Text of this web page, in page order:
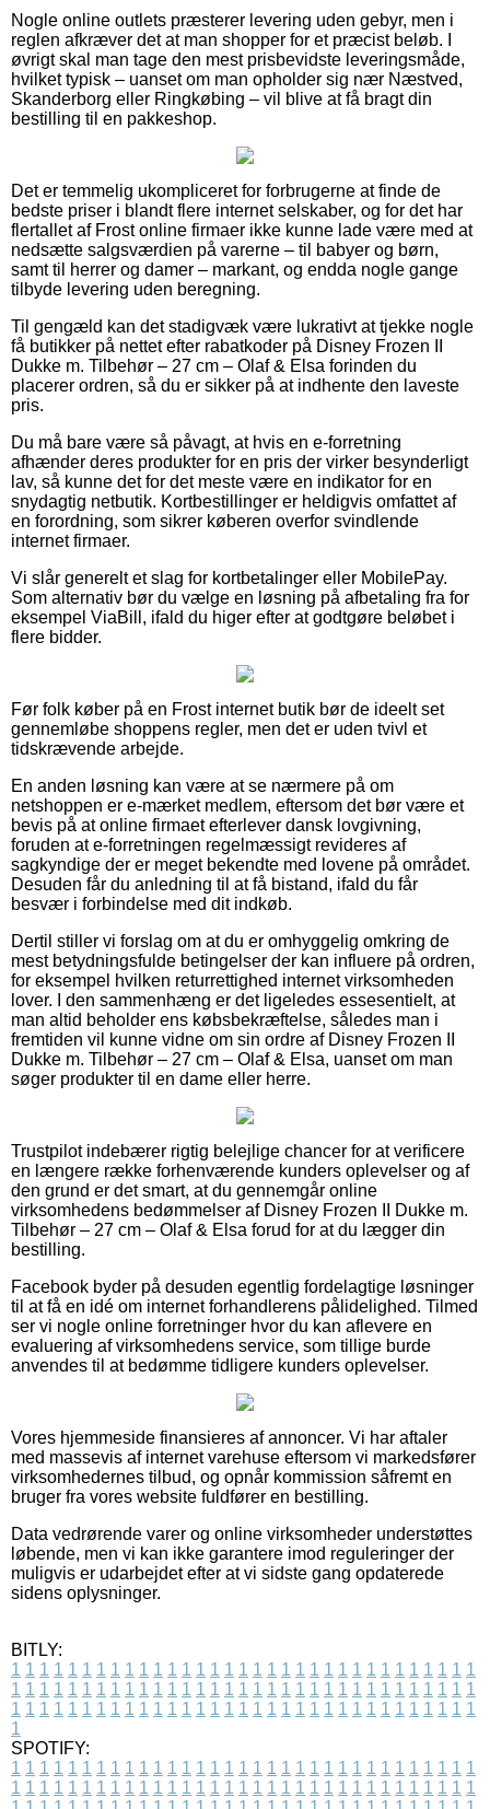
Nogle online outlets præsterer levering uden gebyr, men i
reglen afkræver det at man shopper for et præcist beløb. I
øvrigt skal man tage den mest prisbevidste leveringsmåde,
hvilket typisk – uanset om man opholder sig nær Næstved,
Skanderborg eller Ringkøbing – vil blive at få bragt din
bestilling til en pakkeshop.
Det er temmelig ukompliceret for forbrugerne at finde de
bedste priser i blandt flere internet selskaber, og for det har
flertallet af Frost online firmaer ikke kunne lade være med at
nedsætte salgsværdien på varerne – til babyer og børn,
samt til herrer og damer – markant, og endda nogle gange
tilbyde levering uden beregning.
Til gengæld kan det stadigvæk være lukrativt at tjekke nogle
få butikker på nettet efter rabatkoder på Disney Frozen II
Dukke m. Tilbehør – 27 cm – Olaf & Elsa forinden du
placerer ordren, så du er sikker på at indhente den laveste
pris.
Du må bare være så påvagt, at hvis en e-forretning
afhænder deres produkter for en pris der virker besynderligt
lav, så kunne det for det meste være en indikator for en
snydagtig netbutik. Kortbestillinger er heldigvis omfattet af
en forordning, som sikrer køberen overfor svindlende
internet firmaer.
Vi slår generelt et slag for kortbetalinger eller MobilePay.
Som alternativ bør du vælge en løsning på afbetaling fra for
eksempel ViaBill, ifald du higer efter at godtgøre beløbet i
flere bidder.
Før folk køber på en Frost internet butik bør de ideelt set
gennemløbe shoppens regler, men det er uden tvivl et
tidskrævende arbejde.
En anden løsning kan være at se nærmere på om
netshoppen er e-mærket medlem, eftersom det bør være et
bevis på at online firmaet efterlever dansk lovgivning,
foruden at e-forretningen regelmæssigt revideres af
sagkyndige der er meget bekendte med lovene på området.
Desuden får du anledning til at få bistand, ifald du får
besvær i forbindelse med dit indkøb.
Dertil stiller vi forslag om at du er omhyggelig omkring de
mest betydningsfulde betingelser der kan influere på ordren,
for eksempel hvilken returrettighed internet virksomheden
lover. I den sammenhæng er det ligeledes essesentielt, at
man altid beholder ens købsbekræftelse, således man i
fremtiden vil kunne vidne om sin ordre af Disney Frozen II
Dukke m. Tilbehør – 27 cm – Olaf & Elsa, uanset om man
søger produkter til en dame eller herre.
Trustpilot indebærer rigtig belejlige chancer for at verificere
en længere række forhenværende kunders oplevelser og af
den grund er det smart, at du gennemgår online
virksomhedens bedømmelser af Disney Frozen II Dukke m.
Tilbehør – 27 cm – Olaf & Elsa forud for at du lægger din
bestilling.
Facebook byder på desuden egentlig fordelagtige løsninger
til at få en idé om internet forhandlerens pålidelighed. Tilmed
ser vi nogle online forretninger hvor du kan aflevere en
evaluering af virksomhedens service, som tillige burde
anvendes til at bedømme tidligere kunders oplevelser.
Vores hjemmeside finansieres af annoncer. Vi har aftaler
med massevis af internet varehuse eftersom vi markedsfører
virksomhedernes tilbud, og opnår kommission såfremt en
bruger fra vores website fuldfører en bestilling.
Data vedrørende varer og online virksomheder understøttes
løbende, men vi kan ikke garantere imod reguleringer der
muligvis er udarbejdet efter at vi sidste gang opdaterede
sidens oplysninger.
BITLY:
1 1 1 1 1 1 1 1 1 1 1 1 1 1 1 1 1 1 1 1 1 1 1 1 1 1 1 1 1 1 1 1 1
1 1 1 1 1 1 1 1 1 1 1 1 1 1 1 1 1 1 1 1 1 1 1 1 1 1 1 1 1 1 1 1 1
1 1 1 1 1 1 1 1 1 1 1 1 1 1 1 1 1 1 1 1 1 1 1 1 1 1 1 1 1 1 1 1 1
1
SPOTIFY:
1 1 1 1 1 1 1 1 1 1 1 1 1 1 1 1 1 1 1 1 1 1 1 1 1 1 1 1 1 1 1 1 1
1 1 1 1 1 1 1 1 1 1 1 1 1 1 1 1 1 1 1 1 1 1 1 1 1 1 1 1 1 1 1 1 1